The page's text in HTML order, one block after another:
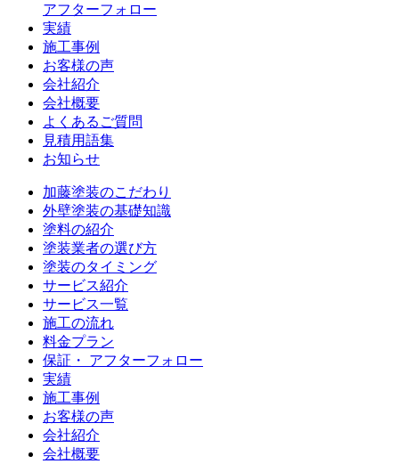
アフターフォロー
実績
施工事例
お客様の声
会社紹介
会社概要
よくあるご質問
見積用語集
お知らせ
加藤塗装のこだわり
外壁塗装の基礎知識
塗料の紹介
塗装業者の選び方
塗装のタイミング
サービス紹介
サービス一覧
施工の流れ
料金プラン
保証・ アフターフォロー
実績
施工事例
お客様の声
会社紹介
会社概要